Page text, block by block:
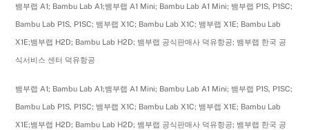
뱀부랩 A1; Bambu Lab A1;뱀부랩 A1 Mini; Bambu Lab A1 Mini; 뱀부랩 P1S, P1SC;
Bambu Lab P1S, P1SC; 뱀부랩 X1C; Bambu Lab X1C; 뱀부랩 X1E; Bambu Lab
X1E;뱀부랩 H2D; Bambu Lab H2D; 뱀부랩 공식판매사 덕유항공; 뱀부랩 한국 공
식서비스 센터 덕유항공
뱀부랩 A1; Bambu Lab A1;뱀부랩 A1 Mini; Bambu Lab A1 Mini; 뱀부랩 P1S, P1SC;
Bambu Lab P1S, P1SC; 뱀부랩 X1C; Bambu Lab X1C; 뱀부랩 X1E; Bambu Lab
X1E;뱀부랩 H2D; Bambu Lab H2D; 뱀부랩 공식판매사 덕유항공; 뱀부랩 한국 공